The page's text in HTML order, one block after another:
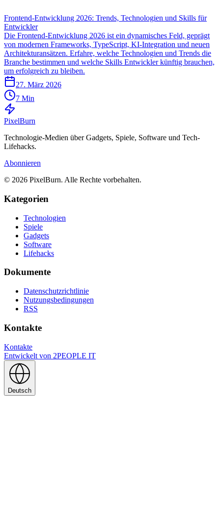
Frontend-Entwicklung 2026: Trends, Technologien und Skills für
Entwickler
Die Frontend-Entwicklung 2026 ist ein dynamisches Feld, geprägt
von modernen Frameworks, TypeScript, KI-Integration und neuen
Architekturansätzen. Erfahre, welche Technologien und Trends die
Branche bestimmen und welche Skills Entwickler künftig brauchen,
um erfolgreich zu bleiben.
27. März 2026
7 Min
PixelBurn
Technologie-Medien über Gadgets, Spiele, Software und Tech-
Lifehacks.
Abonnieren
© 2026 PixelBurn. Alle Rechte vorbehalten.
Kategorien
Technologien
Spiele
Gadgets
Software
Lifehacks
Dokumente
Datenschutzrichtlinie
Nutzungsbedingungen
RSS
Kontakte
Kontakte
Entwickelt von 2PEOPLE IT
Deutsch